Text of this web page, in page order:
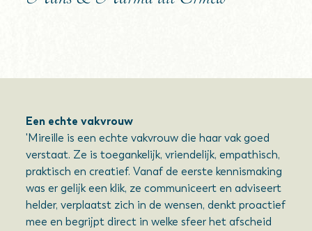
Een echte vakvrouw
'Mireille is een echte vakvrouw die haar vak goed
verstaat. Ze is toegankelijk, vriendelijk, empathisch,
praktisch en creatief. Vanaf de eerste kennismaking
was er gelijk een klik, ze communiceert en adviseert
helder, verplaatst zich in de wensen, denkt proactief
mee en begrijpt direct in welke sfeer het afscheid